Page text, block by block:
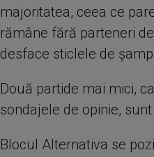
majoritatea, ceea ce
rămâne fără parteneri
desface sticlele de
Două partide mai mici,
sondajele de opinie,
Blocul Alternativa se